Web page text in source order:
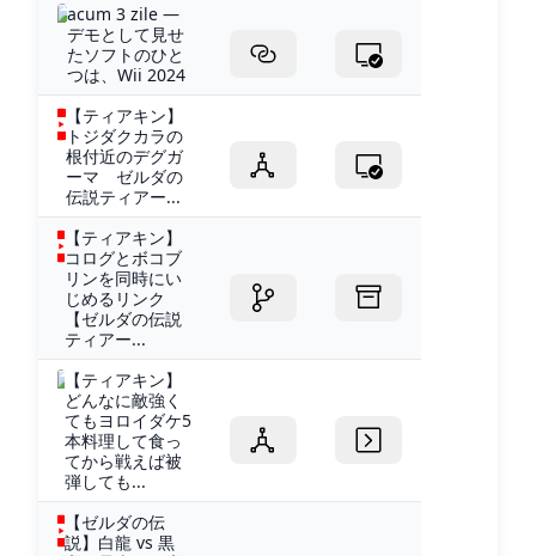
acum 3 zile —
デモとして見せ
たソフトのひと
つは、Wii 2024
【ティアキン】
トジダクカラの
根付近のデグガ
ーマ ゼルダの
伝説ティアー...
【ティアキン】
コログとボコブ
リンを同時にい
じめるリンク
【ゼルダの伝説
ティアー...
【ティアキン】
どんなに敵強く
てもヨロイダケ5
本料理して食っ
てから戦えば被
弾しても...
【ゼルダの伝
説】白龍 vs 黒